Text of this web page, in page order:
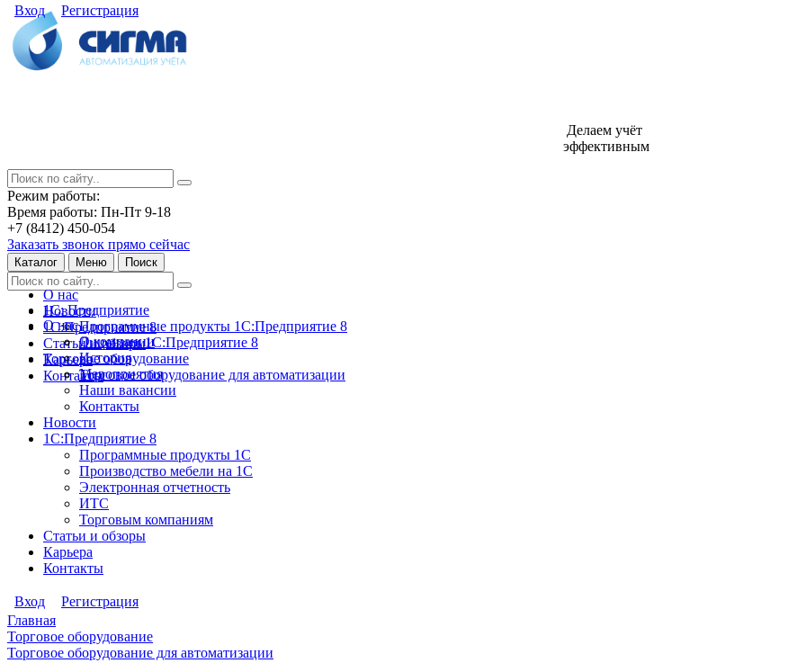
Вход Регистрация
Делаем учёт
эффективным
Режим работы:
Время работы: Пн-Пт 9-18
+7 (8412) 450-054
Заказать звонок прямо сейчас
Каталог Меню Поиск
О нас
Новости
1С:Предприятие 8
Статьи и обзоры
Карьера
Контакты
1С: Предприятие
Программные продукты 1С:Предприятие 8
Лицензии 1С:Предприятие 8
Торговое оборудование
Торговое оборудование для автоматизации
О нас
О компании
История
Мероприятия
Наши вакансии
Контакты
Новости
1С:Предприятие 8
Программные продукты 1С
Производство мебели на 1С
Электронная отчетность
ИТС
Торговым компаниям
Статьи и обзоры
Карьера
Контакты
Вход
Регистрация
Главная
Торговое оборудование
Торговое оборудование для автоматизации